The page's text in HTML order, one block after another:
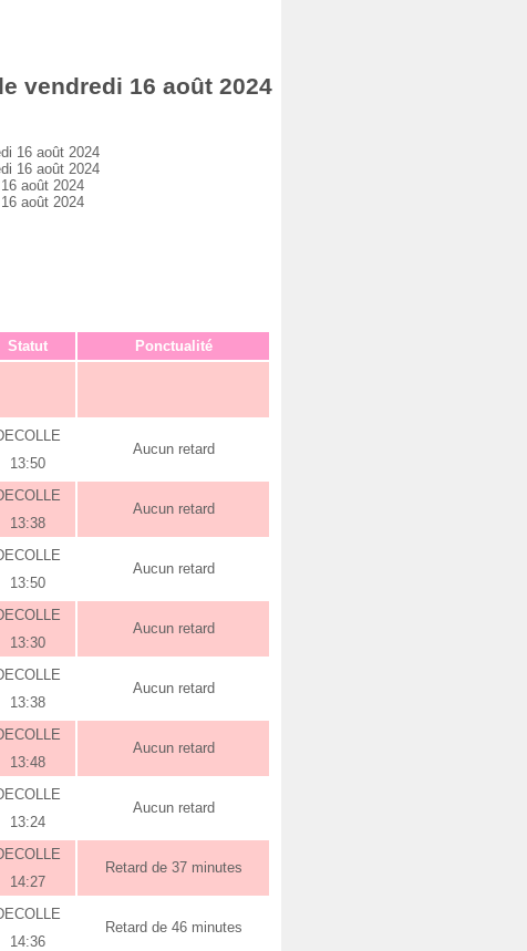
vendredi 16 août 2024
16 août 2024
16 août 2024
août 2024
août 2024
Statut Ponctualité
13:50
Aucun retard
13:38
Aucun retard
13:50
Aucun retard
13:30
Aucun retard
13:38
Aucun retard
13:48
Aucun retard
13:24
Aucun retard
14:27
Retard de 37 minutes
14:36
Retard de 46 minutes